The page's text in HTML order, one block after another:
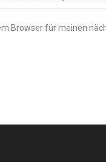
Browser für meinen